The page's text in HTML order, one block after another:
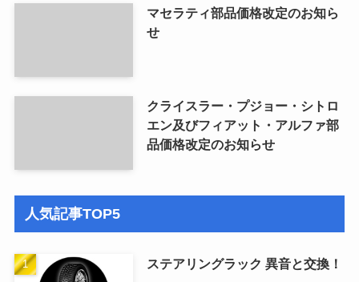
マセラティ部品価格改定のお知ら
せ
クライスラー・プジョー・シトロ
エン及びフィアット・アルファ部
品価格改定のお知らせ
人気記事TOP5
ステアリングラック 異音と交換！